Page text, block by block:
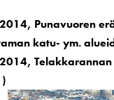
Punavuoren
katu- ym.